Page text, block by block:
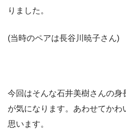
りました。
(当時のペアは長谷川暁子さん)
今回はそんな石井美樹さんの
が気になります。あわせてかわ
思います。